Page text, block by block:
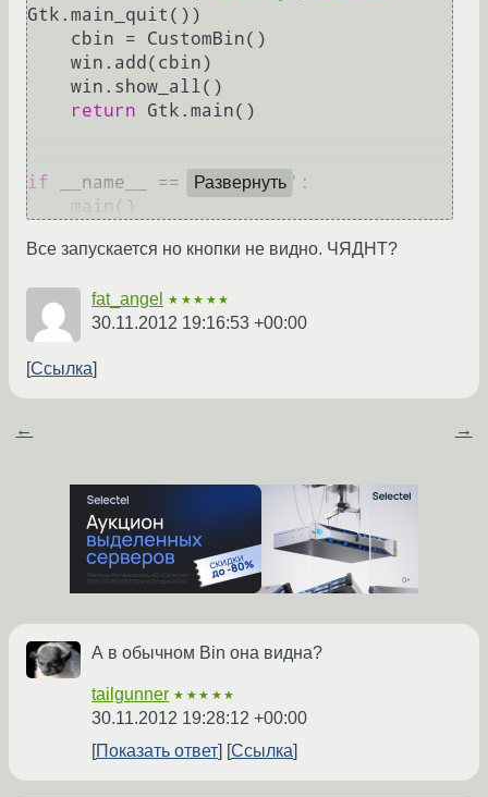
Gtk.main_quit())
return Gtk.main()
if __name__ == '__main__' :
    main()
Развернуть
Все запускается но кнопки не видно. ЧЯДНТ?
fat_angel ★★★★★
30.11.2012 19:16:53 +00:00
Ссылка
← →
А в обычном Bin она видна?
tailgunner ★★★★★
30.11.2012 19:28:12 +00:00
Показать ответ
Ссылка